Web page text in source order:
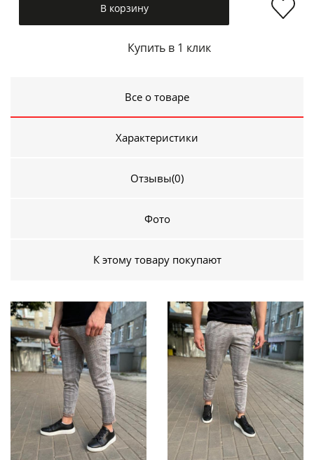
В корзину
Купить в 1 клик
Все о товаре
Характеристики
Отзывы(0)
Фото
К этому товару покупают